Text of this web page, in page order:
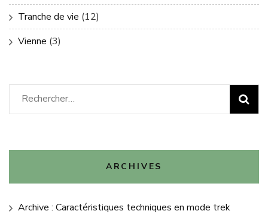
Tranche de vie (12)
Vienne (3)
Rechercher :
ARCHIVES
Archive : Caractéristiques techniques en mode trek